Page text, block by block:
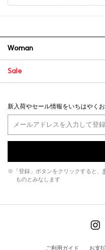
Woman
Sale
新入荷やセール情報をいちはやくお
※「登録」ボタンをクリックすると、
ものとみなします
ご利用ガイド お支